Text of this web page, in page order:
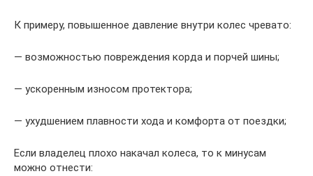
К примеру, повышенное давление внутри колес чревато:
— возможностью повреждения корда и порчей шины;
— ускоренным износом протектора;
— ухудшением плавности хода и комфорта от поездки;
Если владелец плохо накачал колеса, то к минусам
можно отнести: